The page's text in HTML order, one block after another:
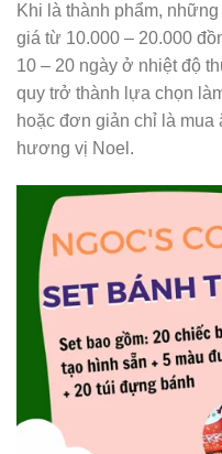
Khi là thành phẩm,
giá từ 10.000 – 20.000
10 – 20 ngày ở nhiệt độ
quy trở thành lựa chọn
hoặc đơn giản chỉ là mua
hương vị Noel.